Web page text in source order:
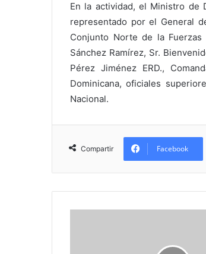
En la actividad, el Ministro de
representado por el General
Conjunto Norte de la
Sánchez Ramírez, Sr.
Pérez Jiménez ERD.,
Dominicana, oficiales
Nacional.
Compartir Facebook